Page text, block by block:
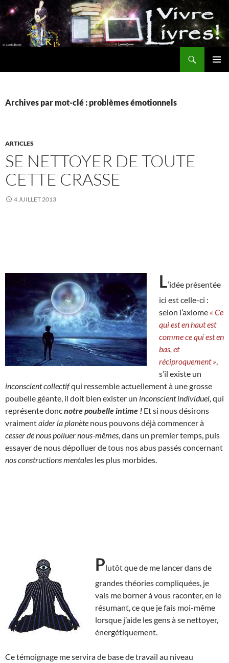
Aller
au
contenu
Archives par mot-clé : problèmes émotionnels
ARTICLES
SE NETTOYER DE TOUTE
CETTE CRASSE
4 JUILLET 2013
L‘idée présentée
ici est celle-ci :
selon l’axiome « Ce
qui est en haut est
comme ce qui est en
bas, et
réciproquement »
s’il existe un
inconscient collectifqui ressemble actuellement à une grosse
poubelle géante, il doit bien exister un inconscient individuel, qui
représente doncnotre poubelle intime ! Et si nous désirons
vraimentaider la planète nous pouvons déjà commencer à
cesser de nous polluer nous-mêmes , dans un premier temps, puis
essayer de nous dépolluer de tous nos abus passés concernant
nos constructions mentales les plus morbides.
Plutôt que de me lancer dans de
grandes théories compliquées, je
vais me borner à vous raconter, en le
résumant, ce que je fais moi-même
lorsque j’aide les gens à se nettoyer,
énergétiquement.
Ce témoignage me servira de base de travail au niveau